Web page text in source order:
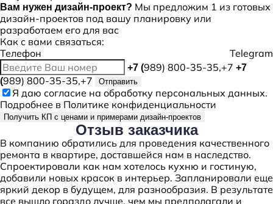
Вам нужен дизайн-проект? Мы предложим 1 из готовых
дизайн-проектов под вашу планировку или
разработаем его для вас
Как с вами связаться:
Телефон
Telegram
+7 (989) 800-35-35,+7 +7
(989) 800-35-35,+7 Отправить
Я даю согласие на обработку персональных данных.
Подробнее в Политике конфиденциальности
Получить КП с ценами и примерами дизайн-проектов
Отзыв заказчика
В компанию обратились для проведения качественного
ремонта в квартире, доставшейся нам в наследство.
Спроектировали как нам хотелось кухню и гостиную,
добавили новых красок в интерьер. Запланировали еще
яркий декор в будущем, для разнообразия. В результате
все вышло гораздо лучше, чем мы предполагали и